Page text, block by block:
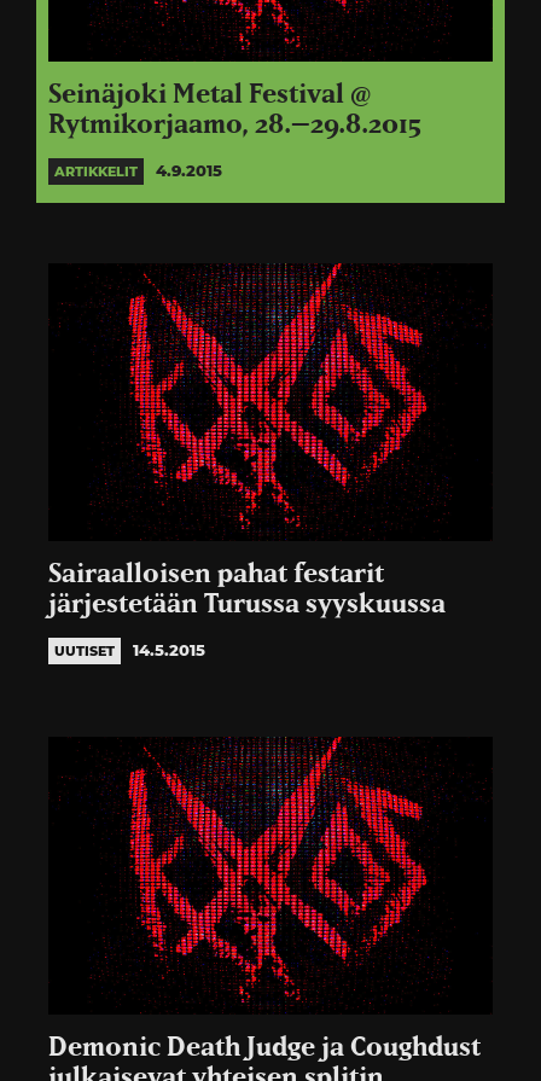
Seinäjoki Metal Festival @
Rytmikorjaamo, 28.–29.8.2015
ARTIKKELIT 4.9.2015
Sairaalloisen pahat festarit
järjestetään Turussa syyskuussa
UUTISET 14.5.2015
Demonic Death Judge ja Coughdust